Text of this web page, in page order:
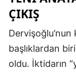
ÇIKIŞ
Dervişoğlu’nun
başlıklardan
oldu. İktidarın